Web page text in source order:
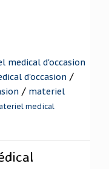
medical d'occasion
d'occasion /
/ materiel
medical